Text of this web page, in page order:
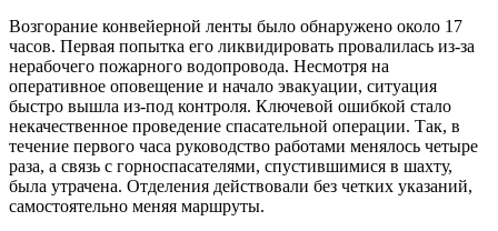
Возгорание конвейерной ленты было обнаружено около 17
часов. Первая попытка его ликвидировать провалилась из-за
нерабочего пожарного водопровода. Несмотря на
оперативное оповещение и начало эвакуации, ситуация
быстро вышла из-под контроля. Ключевой ошибкой стало
некачественное проведение спасательной операции. Так, в
течение первого часа руководство работами менялось четыре
раза, а связь с горноспасателями, спустившимися в шахту,
была утрачена. Отделения действовали без четких указаний,
самостоятельно меняя маршруты.